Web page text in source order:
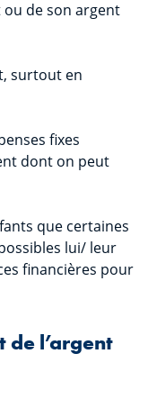
de son argent
surtout en
fixes
dont on peut
que certaines
lui/ leur
financières pour
de l’argent